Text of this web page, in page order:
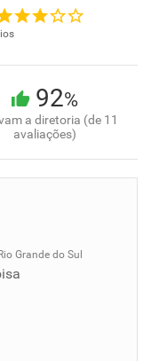
92%
a diretoria (de 11
avaliações)
Grande do Sul